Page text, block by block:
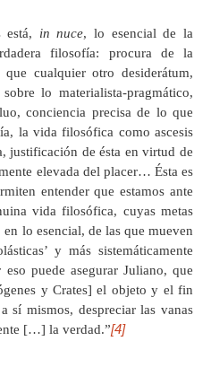
está, in nuce, lo esencial de la
filosofía: procura de la
cualquier otro desiderátum,
lo materialista-pragmático,
conciencia precisa de lo que
la vida filosófica como ascesis
justificación de ésta en virtud de
elevada del placer… Ésta es
entender que estamos ante
vida filosófica, cuyas metas
lo esencial, de las que mueven
y más sistemáticamente
puede asegurar Juliano, que
y Crates] el objeto y el fin
mismos, despreciar las vanas
[…] la verdad.”[4]